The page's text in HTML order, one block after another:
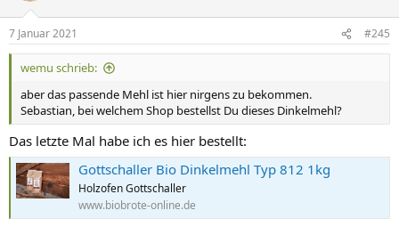
https://flic.kr/p/2kpW1de
https://flic.kr/p/2kpSdrT
https://flic.kr/p/2kpSdEt
GIFs
7 Januar 2021 #245
wemu schrieb:
aber das passende Mehl ist hier nirgens zu bekommen.
Sebastian, bei welchem Shop bestellst Du dieses Dinkelmehl?
Das letzte Mal habe ich es hier bestellt:
Gottschaller Bio Dinkelmehl Typ 812 1kg
Holzofen Gottschaller
www.biobrote-online.de